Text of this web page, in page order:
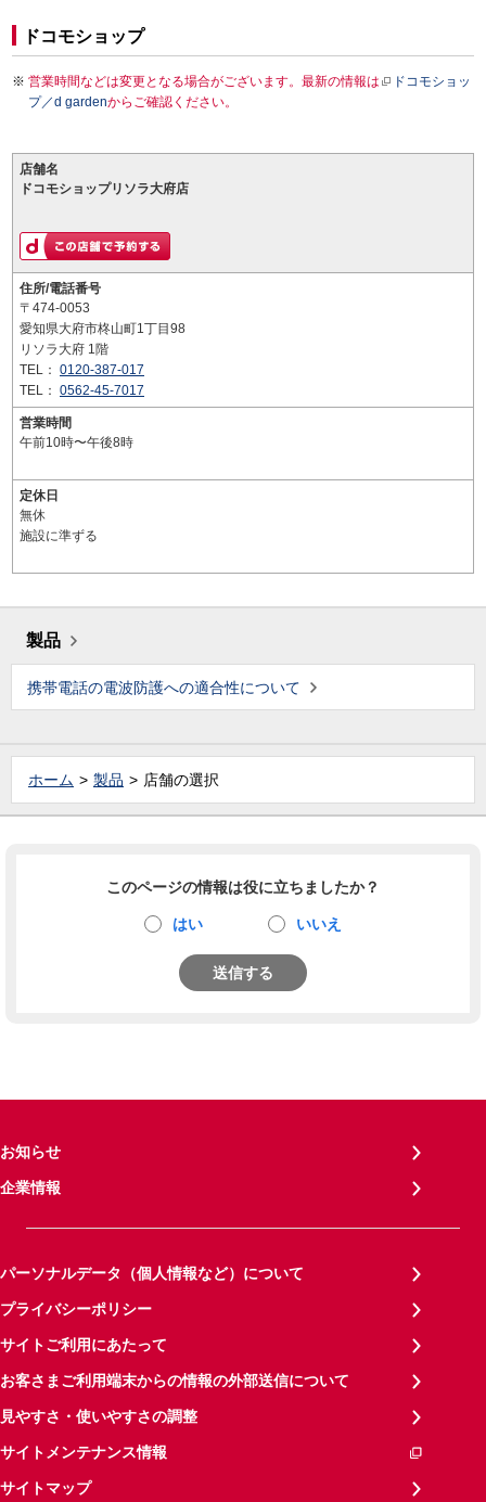
ドコモショップ
営業時間などは変更となる場合がございます。最新の情報は
ドコモショッ
プ／d gardenからご確認ください。
店舗名
ドコモショップリソラ大府店
住所/電話番号
〒474-0053
愛知県大府市柊山町1丁目98
リソラ大府 1階
TEL： 0120-387-017
TEL： 0562-45-7017
営業時間
午前10時〜午後8時
定休日
無休
施設に準ずる
製品
携帯電話の電波防護への適合性について
ホーム 製品 店舗の選択
このページの情報は役に立ちましたか？
はい いいえ
送信する
お知らせ
企業情報
パーソナルデータ（個人情報など）について
プライバシーポリシー
サイトご利用にあたって
お客さまご利用端末からの情報の外部送信について
見やすさ・使いやすさの調整
サイトメンテナンス情報
サイトマップ